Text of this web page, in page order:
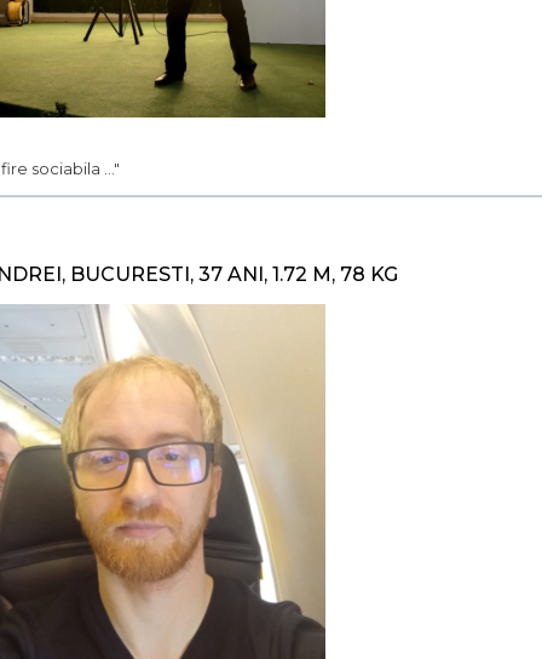
fire sociabila ..."
BUCURESTI, 37 ANI, 1.72 M, 78 KG